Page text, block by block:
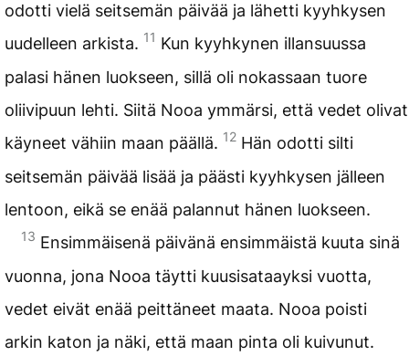
odotti vielä seitsemän päivää ja lähetti kyyhkysen
uudelleen arkista. 11 Kun kyyhkynen illansuussa
palasi hänen luokseen, sillä oli nokassaan tuore
oliivipuun lehti. Siitä Nooa ymmärsi, että vedet olivat
käyneet vähiin maan päällä. 12 Hän odotti silti
seitsemän päivää lisää ja päästi kyyhkysen jälleen
lentoon, eikä se enää palannut hänen luokseen.
13 Ensimmäisenä päivänä ensimmäistä kuuta sinä
vuonna, jona Nooa täytti kuusisataayksi vuotta,
vedet eivät enää peittäneet maata. Nooa poisti
arkin katon ja näki, että maan pinta oli kuivunut.